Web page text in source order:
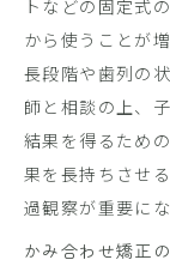
トなどの固定式
から使うことが
長段階や歯列の
師と相談の上、
結果を得るため
果を長持ちさせ
過観察が重要にな
かみ合わせ矯正